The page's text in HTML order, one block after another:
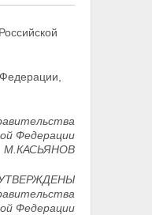
Федерации
М.КАСЬЯНОВ
Федерации